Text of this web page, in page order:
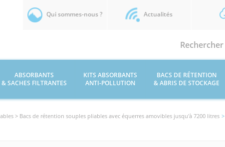
Qui sommes-nous ? Actualités
ABSORBANTS
& SACHES FILTRANTES
KITS ABSORBANTS
ANTI-POLLUTION
BACS DE RÉTENTION
& ABRIS DE STOCKAGE
> Bacs de rétention souples pliables avec équerres amovibles jusqu'à 7200 litres